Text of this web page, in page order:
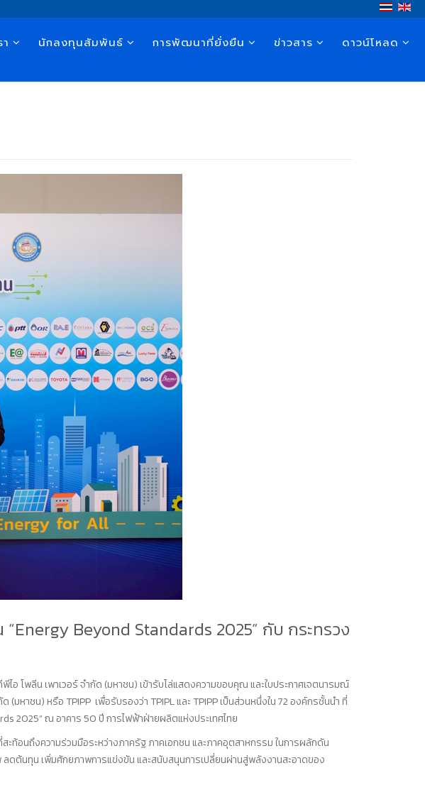
นักลงทุนสัมพันธ์ การพัฒนาที่ยั่งยืน ข่าวสาร ดาวน์โหลด
Beyond Standards 2025” กับ กระทรวง
โพลีน เพาเวอร์ จำกัด (มหาชน) เข้ารับโล่แสดงความขอบคุณ และใบประกาศเจตนารมณ์
หาชน) หรือ TPIPP เพื่อรับรองว่า TPIPL และ TPIPP เป็นส่วนหนึ่งใน 72 องค์กรชั้นนำ ที่
2025” ณ อาคาร 50 ปี การไฟฟ้าฝ่ายผลิตแห่งประเทศไทย
อนถึงความร่วมมือระหว่างภาครัฐ ภาคเอกชน และภาคอุตสาหกรรม ในการผลักดัน
ดต้นทุน เพิ่มศักยภาพการแข่งขัน และสนับสนุนการเปลี่ยนผ่านสู่พลังงานสะอาดของ